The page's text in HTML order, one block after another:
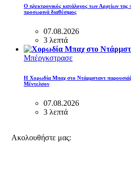
Ο ηλεκτρονικός κατάλογος των Αρχείων της
προσωρινά διαθέσιμος
07.08.2026
3 λεπτά
Μπέργκστρασε
Η Χορωδία Μπαχ στο Ντάρμσταντ
Μέντελσον
07.08.2026
3 λεπτά
Ακολουθήστε μας: